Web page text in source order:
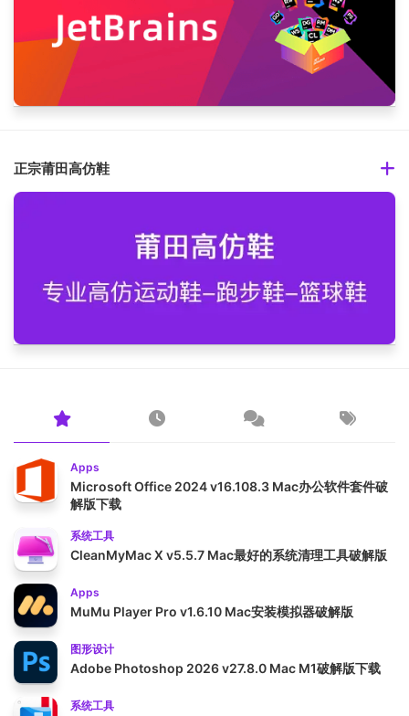
正宗莆田高仿鞋
Apps
Microsoft Office 2024 v16.108.3 Mac办公软件套件破
解版下载
系统工具
CleanMyMac X v5.5.7 Mac最好的系统清理工具破解版
Apps
MuMu Player Pro v1.6.10 Mac安装模拟器破解版
图形设计
Adobe Photoshop 2026 v27.8.0 Mac M1破解版下载
系统工具